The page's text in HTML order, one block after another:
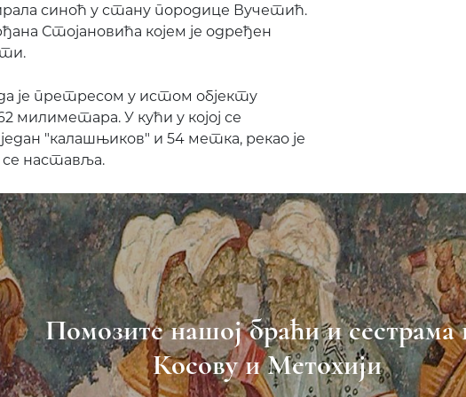
синоћ у стану породице Вучетић.
Стојановића којем је одређен
је претресом у истом објекту
милиметара. У кући у којој се
"калашњиков" и 54 метка, рекао је
наставља.
Помозите нашој браћи и сестрама
Косову и Метохији